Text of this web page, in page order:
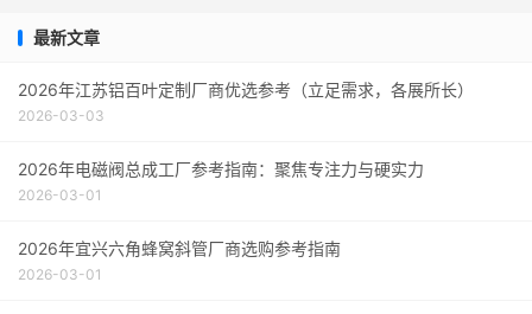
最新文章
2026年江苏铝百叶定制厂商优选参考（立足需求，各展所长）
2026-03-03
2026年电磁阀总成工厂参考指南：聚焦专注力与硬实力
2026-03-01
2026年宜兴六角蜂窝斜管厂商选购参考指南
2026-03-01